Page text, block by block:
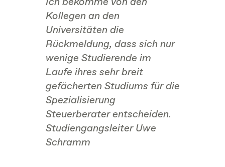
Kollegen an den
Universitäten die
Rückmeldung, dass sich nur
wenige Studierende im
Laufe ihres sehr breit
gefächerten Studiums für die
Spezialisierung
Steuerberater entscheiden.
Studiengangsleiter Uwe
Schramm